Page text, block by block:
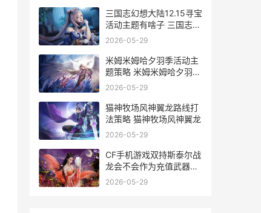
三国志幻想大陆12.15寻宝
活动主题有啥子 三国志幻
想大陆0.1折
2026-05-29
米姆米姆哈夕羽季活动主
题策略 米姆米姆哈夕羽雀
怎么培育
2026-05-29
猫神牧场风神翼龙路线打
法策略 猫神牧场风神翼龙
2026-05-29
CF手机游戏双持斯泰尔战
龙会不会作为充值武器上
线 cf手机游戏双持怎么玩
2026-05-29